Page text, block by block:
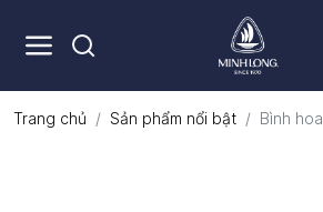
Trang chủ Sản phẩm nổi bật Bình